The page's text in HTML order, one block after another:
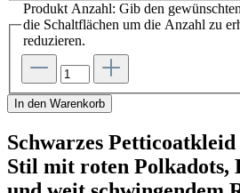
Produkt Anzahl: Gib den
die Schaltflächen um die Anzahl zu
reduzieren.
In den Warenkorb
Schwarzes
Stil mit roten Polkadots,